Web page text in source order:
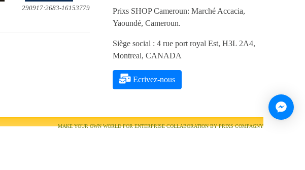
Prixs SHOP Cameroun: Marché Accacia,
Yaoundé, Cameroun.
Siège social : 4 rue port royal Est, H3L 2A4,
Montreal, CANADA
Ecrivez-nous
290917:2683-16153779
MAKE YOUR OWN WORLD FOR ENTERPRISE COLLABORATIONBY PRIXS COMPAGNY